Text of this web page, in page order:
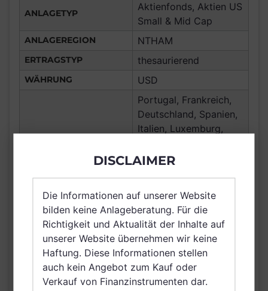
ANLAGETYP
Aktienfonds, Aktien US
Small & Mid Cap
ANLAGEREGION NTHAM
ERTRAGSTYP thesaurierend
WÄHRUNG USD
Portugal, Frankreich,
Deutschland, Spanien,
Italien, Luxemburg,
Großbritannien und
Dänemark, Schweden,
Belgien, Netherlands
(Kingdom of the),
Norwegen, Singapur
AUSGABEAUFSCHLAG 5,00%
MAX. LAUFENDE
1,25%
DISCLAIMER
Die Informationen auf unserer Website
bilden keine Anlageberatung. Für die
Richtigkeit und Aktualität der Inhalte auf
unserer Website übernehmen wir keine
Haftung. Diese Informationen stellen
auch kein Angebot zum Kauf oder
Verkauf von Finanzinstrumenten dar.